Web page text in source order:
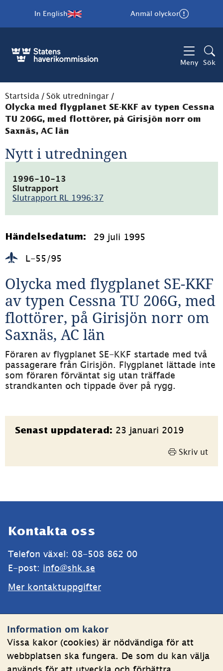
Information om kakor
Vissa kakor (cookies) är nödvändiga för att
webbplatsen ska fungera. De som du kan välja
In English Anmäl olyckor
Meny Sök
Startsida / Sök utredningar /
Olycka med flygplanet SE-KKF av typen Cessna
TU 206G, med flottörer, på Girisjön norr om
Saxnäs, AC län
Nytt i utredningen
1996-10-13
Slutrapport
Slutrapport RL 1996:37
46.9kB)
Händelsedatum: 29 juli 1995
L-55/95
Olycka med flygplanet SE-KKF
av typen Cessna TU 206G, med
flottörer, på Girisjön norr om
Saxnäs, AC län
Föraren av flygplanet SE-KKF startade med två
passagerare från Girisjön. Flygplanet lättade inte
som föraren förväntat sig utan träffade
strandkanten och tippade över på rygg.
Sidinformation
Senast uppdaterad: 23 januari 2019
Skriv ut
Kontakta oss
Telefon växel: 08-508 862 00
E-post: info@shk.se
Mer kontaktuppgifter
Om kakor
Behandling av personuppgifter